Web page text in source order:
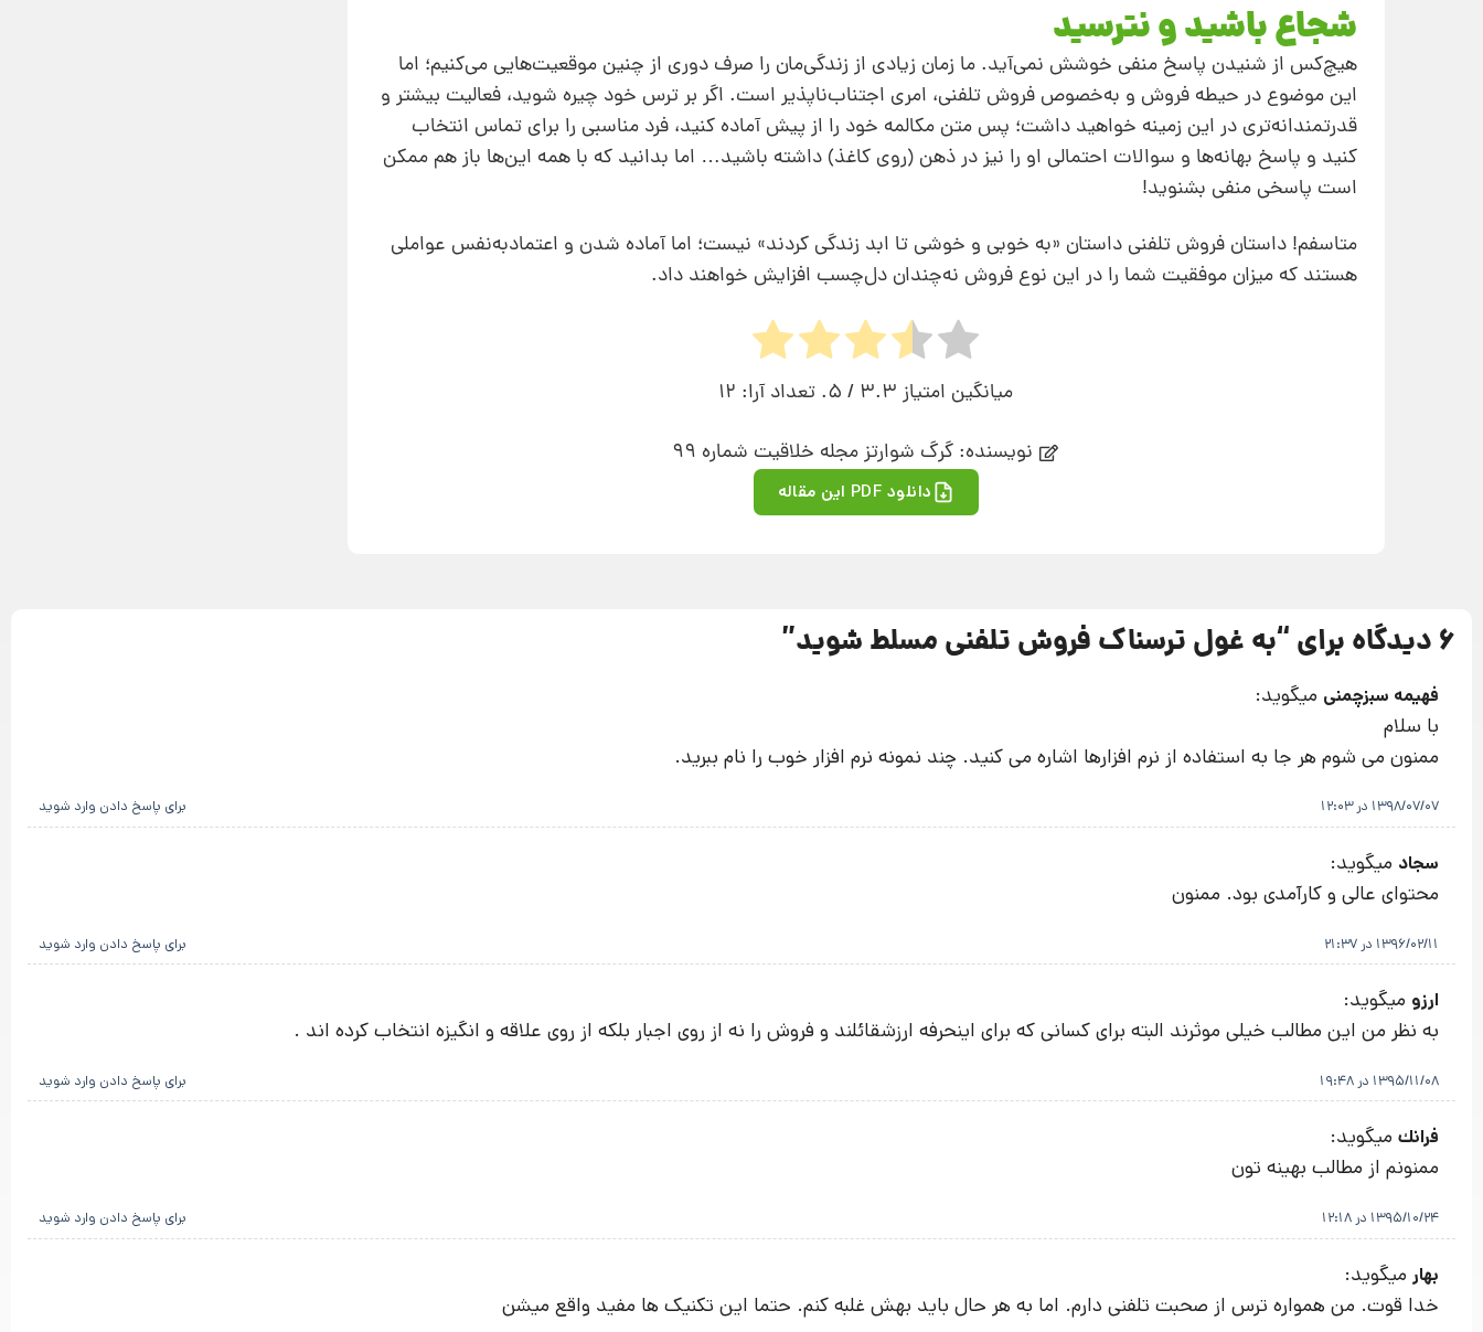
شجاع باشید و نترسید
هیچ‌کس از شنیدن پاسخ منفی خوشش نمی‌آید. ما زمان زیادی از زندگی‌مان را صرف دوری از چنین موقعیت‌هایی می‌کنیم؛ اما
این موضوع در حیطه فروش و به‌خصوص فروش تلفنی، امری اجتناب‌ناپذیر است. اگر بر ترس خود چیره شوید، فعالیت بیشتر و
قدرتمندانه‌تری در این زمینه خواهید داشت؛ پس متن مکالمه خود را از پیش آماده کنید، فرد مناسبی را برای تماس انتخاب
کنید و پاسخ بهانه‌ها و سوالات احتمالی او را نیز در ذهن (روی کاغذ) داشته باشید… اما بدانید که با همه این‌ها باز هم ممکن
است پاسخی منفی بشنوید!
متاسفم! داستان فروش تلفنی داستان «به‌ خوبی و خوشی تا ابد زندگی کردند» نیست؛ اما آماده شدن و اعتمادبه‌نفس عواملی
هستند که میزان موفقیت شما را در این نوع فروش نه‌چندان دل‌چسب افزایش خواهند داد.
میانگین امتیاز 3.3 / 5. تعداد آرا:
12
نویسنده: گرگ شوارتز مجله خلاقیت شماره 99
دانلود PDF این مقاله
6 دیدگاه برای “ به غول ترسناک فروش تلفنی مسلط شوید”
فهیمه سبزچمنی میگوید:
با سلام
ممنون می شوم هر جا به استفاده از نرم افزارها اشاره می کنید. چند نمونه نرم افزار خوب را نام ببرید.
1398/07/07 در 12:03 برای پاسخ دادن وارد شوید
سجاد میگوید:
محتوای عالی و کارآمدی بود. ممنون
1396/02/11 در 21:37 برای پاسخ دادن وارد شوید
ارزو میگوید:
به نظر من این مطالب خیلی موثرند البته برای کسانی که برای اینحرفه ارزشقائلند و فروش را نه از روی اجبار بلکه از روی علاقه و انگیزه انتخاب کرده اند .
1395/11/08 در 19:48 برای پاسخ دادن وارد شوید
فرانك میگوید:
ممنونم از مطالب بهينه تون
1395/10/24 در 12:18 برای پاسخ دادن وارد شوید
بهار میگوید:
خدا قوت. من همواره ترس از صحبت تلفنی دارم. اما به هر حال باید بهش غلبه کنم. حتما این تکنیک ها مفید واقع میشن